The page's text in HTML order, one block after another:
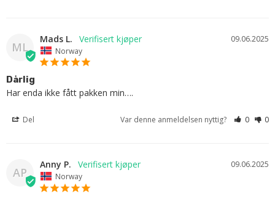
ML
09.06.2025
Mads L.
Norway
Dårlig
Har enda ikke fått pakken min….
Del Var denne anmeldelsen nyttig? 0 0
AP
09.06.2025
Anny P.
Norway